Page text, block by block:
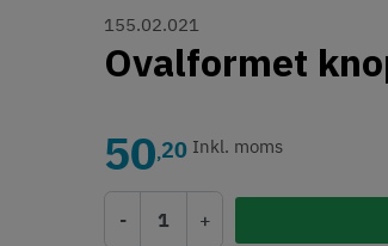
155.02.021
Ovalformet
50,20 Inkl. moms
- +